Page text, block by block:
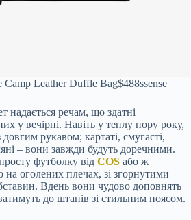
Camp Leather Duffle Bag$488ssense
надається речам, що здатні
у вечірні. Навіть у теплу пору року,
довгим рукавом; картаті, смугасті,
– вони завжди будуть доречними.
футболку від COS або ж
на оголених плечах, зі згорнутими
Вдень вони чудово доповнять
до штанів зі стильним поясом.